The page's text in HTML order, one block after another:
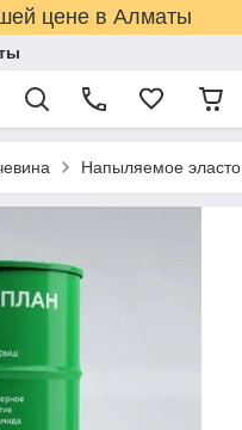
цене в Алматы
Напыляемое